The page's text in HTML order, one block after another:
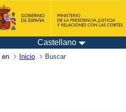
Castellano
en Inicio Buscar